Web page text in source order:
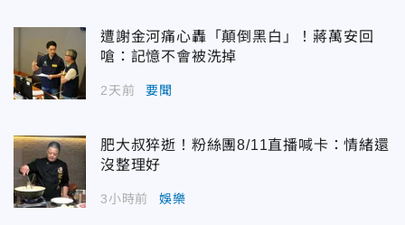
遭謝金河痛心轟「顛倒黑白」！蔣萬安回
嗆：記憶不會被洗掉
2天前 要聞
肥大叔猝逝！粉絲團8/11直播喊卡：情緒還
沒整理好
3小時前 娛樂